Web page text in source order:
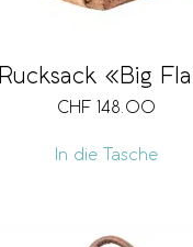
Rucksack «Big
CHF 148.00
In die Tasche